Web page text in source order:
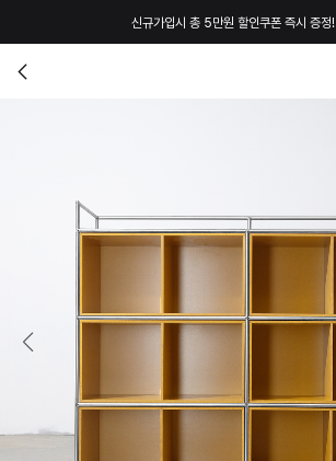
신규가입시 총 5만원 할인쿠폰 즉시 증정!